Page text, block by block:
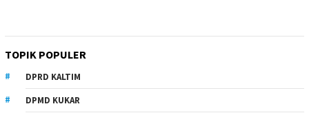
TOPIK POPULER
DPRD KALTIM
DPMD KUKAR